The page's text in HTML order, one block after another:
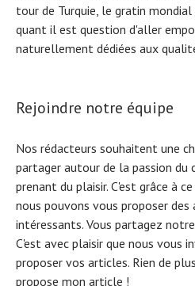
tour de Turquie, le gratin
quant il est question d'aller
naturellement dédiées aux
Rejoindre notre équipe
Nos rédacteurs souhaitent une
partager autour de la passion du
prenant du plaisir. C'est grâce à
nous pouvons vous proposer des
intéressants. Vous partagez
C'est avec plaisir que nous vous
proposer vos articles. Rien de
propose mon article !